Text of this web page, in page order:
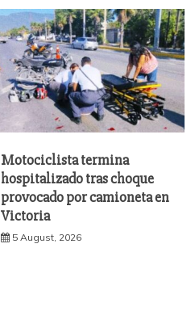
Motociclista termina
hospitalizado tras choque
provocado por camioneta en
Victoria
5 August, 2026